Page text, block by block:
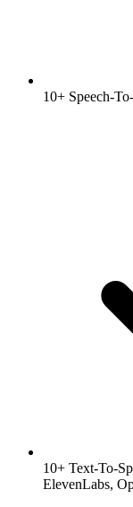
10+ Speech-
10+ Text-To-
ElevenLabs,